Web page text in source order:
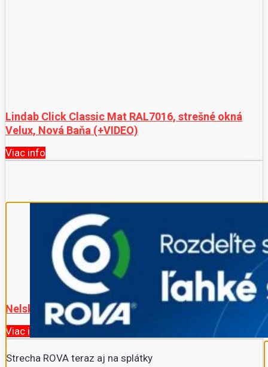
Lindab Click Classic Mat RAL7016, strešné okná
Velux, Nová Baňa (+VIDEO)
Viac info
Nelskamp Nibra F10 naturrot, Bratislava (+VIDEO)
Viac info
Strecha ROVA teraz aj na splátky